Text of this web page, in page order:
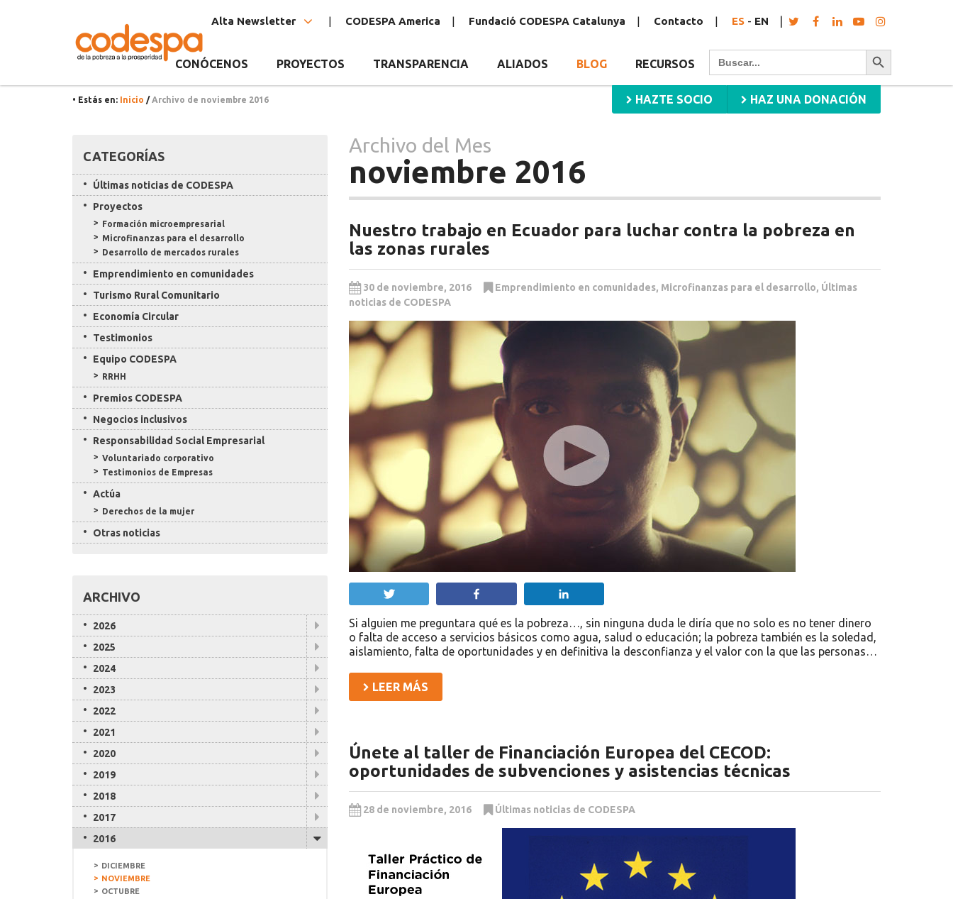
noviembre
Alta Newsletter CODESPA America Fundació CODESPA Catalunya Contacto ES - EN
CONÓCENOS PROYECTOS TRANSPARENCIA ALIADOS BLOG RECURSOS
Buscar: Botón de búsqueda
HAZTE SOCIO HAZ UNA DONACIÓN
• Estás en: Inicio / Archivo de noviembre 2016
Archivo del Mes
noviembre 2016
Nuestro trabajo en Ecuador para luchar contra la pobreza en
las zonas rurales
30 de noviembre, 2016 Emprendimiento en comunidades, Microfinanzas para el desarrollo, Últimas
noticias de CODESPA
Si alguien me preguntara qué es la pobreza…, sin ninguna duda le diría que no solo es no tener dinero
o falta de acceso a servicios básicos como agua, salud o educación; la pobreza también es la soledad,
aislamiento, falta de oportunidades y en definitiva la desconfianza y el valor con la que las personas…
LEER MÁS
Únete al taller de Financiación Europea del CECOD:
oportunidades de subvenciones y asistencias técnicas
28 de noviembre, 2016 Últimas noticias de CODESPA
CATEGORÍAS
Últimas noticias de CODESPA
Proyectos
Formación microempresarial
Microfinanzas para el desarrollo
Desarrollo de mercados rurales
Emprendimiento en comunidades
Turismo Rural Comunitario
Economía Circular
Testimonios
Equipo CODESPA
RRHH
Premios CODESPA
Negocios inclusivos
Responsabilidad Social Empresarial
Voluntariado corporativo
Testimonios de Empresas
Actúa
Derechos de la mujer
Otras noticias
ARCHIVO
2026
2025
2024
2023
2022
2021
2020
2019
2018
2017
2016
DICIEMBRE
NOVIEMBRE
OCTUBRE